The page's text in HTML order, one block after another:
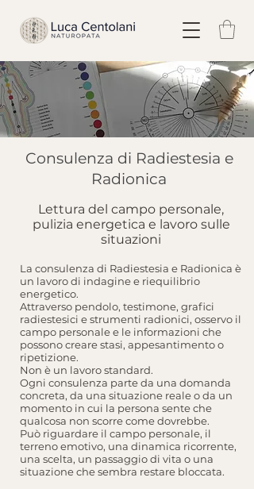
Consulenza di Radiestesia e
Radionica
Lettura del campo personale,
pulizia energetica e lavoro sulle
situazioni
La consulenza di Radiestesia e Radionica è
un lavoro di indagine e riequilibrio
energetico.
Attraverso pendolo, testimone, grafici
radiestesici e strumenti radionici, osservo il
campo personale e le informazioni che
possono creare stasi, appesantimento o
ripetizione.
Non è un lavoro standard.
Ogni consulenza parte da una domanda
concreta, da una situazione reale o da un
momento in cui la persona sente che
qualcosa non scorre come dovrebbe.
Può riguardare il campo personale, il
terreno emotivo, una dinamica ricorrente,
una scelta, un passaggio di vita o una
situazione che sembra restare bloccata.